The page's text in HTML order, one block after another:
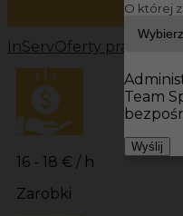
InServOferty pracy
16 - 18 € / h
Zarobki
O której
Team
Wyślij